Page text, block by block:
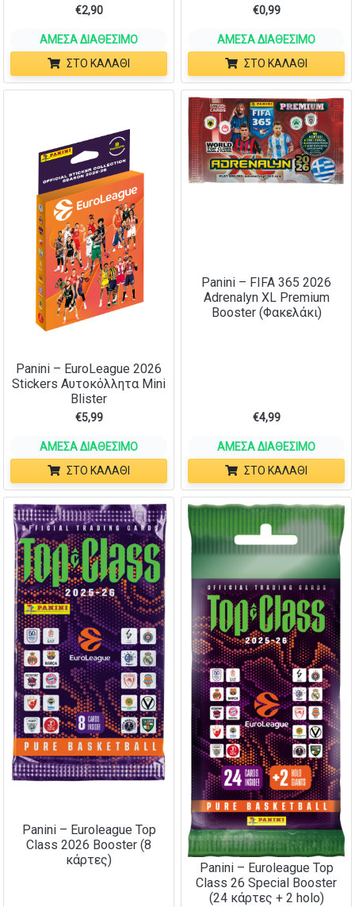
€2,90
ΆΜΕΣΑ ΔΙΑΘΈΣΙΜΟ
ΣΤΟ ΚΑΛΆΘΙ
€0,99
ΆΜΕΣΑ ΔΙΑΘΈΣΙΜΟ
ΣΤΟ ΚΑΛΆΘΙ
Panini – EuroLeague 2026
Stickers Αυτοκόλλητα Mini
Blister
€5,99
ΆΜΕΣΑ ΔΙΑΘΈΣΙΜΟ
ΣΤΟ ΚΑΛΆΘΙ
Panini – FIFA 365 2026
Adrenalyn XL Premium
Booster (Φακελάκι)
€4,99
ΆΜΕΣΑ ΔΙΑΘΈΣΙΜΟ
ΣΤΟ ΚΑΛΆΘΙ
Panini – Euroleague Top
Class 2026 Booster (8
κάρτες)
Panini – Euroleague Top
Class 26 Special Βooster
(24 κάρτες + 2 holo)